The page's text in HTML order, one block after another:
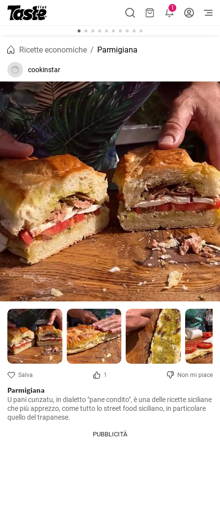
1
Ricette economiche Parmigiana
cookinstar
Salva 1 Non mi piace
Parmigiana
U pani cunzatu, in dialetto "pane condito", è una delle ricette siciliane
che più apprezzo, come tutto lo street food siciliano, in particolare
quello del trapanese.
PUBBLICITÀ